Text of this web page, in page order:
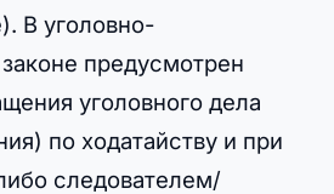
В уголовно-
предусмотрен
уголовного дела
по ходатайству и при
следователем/